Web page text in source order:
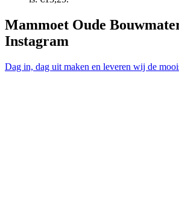
Mammoet Oude
Instagram
Dag in, dag uit maken en leveren wij de